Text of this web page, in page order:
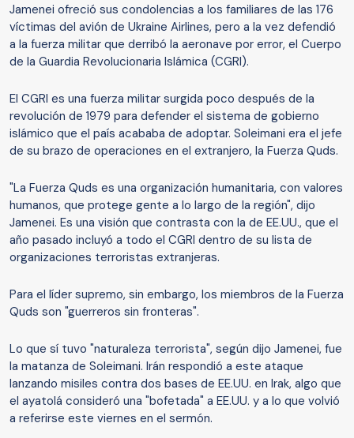
Jamenei ofreció sus condolencias a los familiares de las 176
víctimas del avión de Ukraine Airlines, pero a la vez defendió
a la fuerza militar que derribó la aeronave por error, el Cuerpo
de la Guardia Revolucionaria Islámica (CGRI).
El CGRI es una fuerza militar surgida poco después de la
revolución de 1979 para defender el sistema de gobierno
islámico que el país acababa de adoptar. Soleimani era el jefe
de su brazo de operaciones en el extranjero, la Fuerza Quds.
"La Fuerza Quds es una organización humanitaria, con valores
humanos, que protege gente a lo largo de la región", dijo
Jamenei. Es una visión que contrasta con la de EE.UU., que el
año pasado incluyó a todo el CGRI dentro de su lista de
organizaciones terroristas extranjeras.
Para el líder supremo, sin embargo, los miembros de la Fuerza
Quds son "guerreros sin fronteras".
Lo que sí tuvo "naturaleza terrorista", según dijo Jamenei, fue
la matanza de Soleimani. Irán respondió a este ataque
lanzando misiles contra dos bases de EE.UU. en Irak, algo que
el ayatolá consideró una "bofetada" a EE.UU. y a lo que volvió
a referirse este viernes en el sermón.